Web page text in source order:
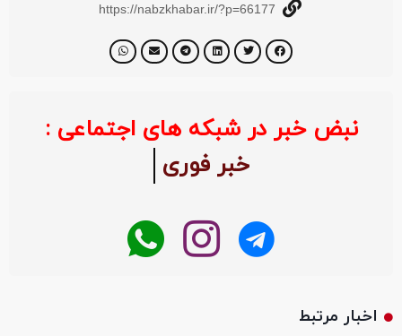
https://nabzkhabar.ir/?p=66177
نبض خبر در شبکه های اجتماعی :
خبر فوری
اخبار مرتبط